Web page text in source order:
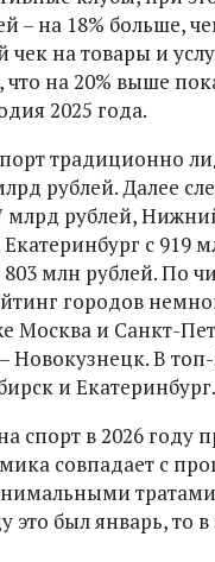
– на 18% больше,
чек на товары и
что на 20% выше
2025 года.
традиционно
рублей. Далее
млрд рублей,
с 919
млн рублей. По
городов
Москва и Санкт-
Новокузнецк. В
и Екатеринбург.
спорт в 2026 году
совпадает с
это был январь, то